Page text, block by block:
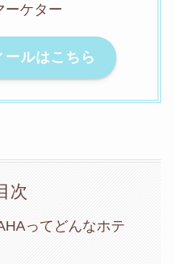
ーケター
ルはこちら
次
ってどんなホテ